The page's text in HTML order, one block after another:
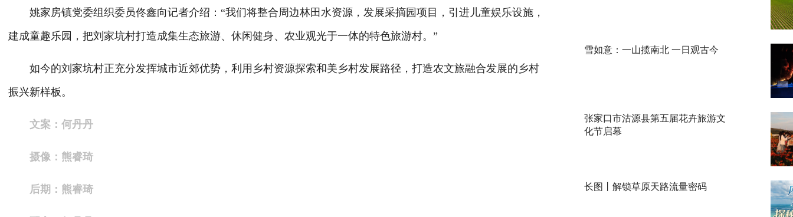
姚家房镇党委组织委员佟鑫向记者介绍：“我们将整合周边林田水资源，发展采摘园项目，引进儿童娱乐设施，
建成童趣乐园，把刘家坑村打造成集生态旅游、休闲健身、农业观光于一体的特色旅游村。”
如今的刘家坑村正充分发挥城市近郊优势，利用乡村资源探索和美乡村发展路径，打造农文旅融合发展的乡村
振兴新样板。
文案：何丹丹
摄像：熊睿琦
后期：熊睿琦
雪如意：一山揽南北 一日观古今
张家口市沽源县第五届花卉旅游文
化节启幕
长图丨解锁草原天路流量密码